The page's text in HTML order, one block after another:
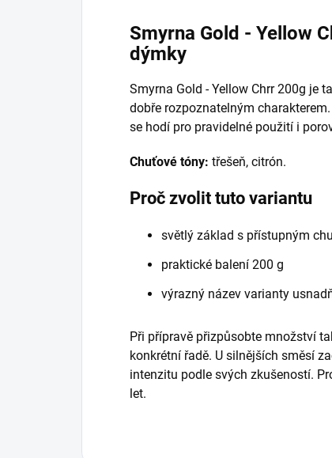
Smyrna Gold - Yellow
dýmky
Smyrna Gold - Yellow Chrr 200g je
dobře rozpoznatelným
se hodí pro pravidelné použití i
Chuťové tóny: třešeň, citrón.
Proč zvolit tuto variantu
světlý základ s přístupným
praktické balení 200 g
výrazný název varianty
Při přípravě přizpůsobte množství
konkrétní řadě. U silnějších směsí
intenzitu podle svých zkušeností.
let.